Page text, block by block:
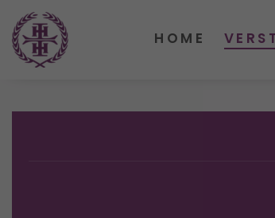
HOME